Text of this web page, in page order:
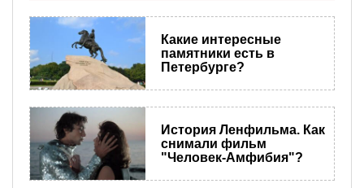
Какие интересные
памятники есть в
Петербурге?
История Ленфильма. Как
снимали фильм
"Человек-Амфибия"?